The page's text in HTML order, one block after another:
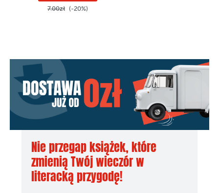
7.00zł (-20%)
Nie przegap książek, które
zmienią Twój wieczór w
literacką przygodę!